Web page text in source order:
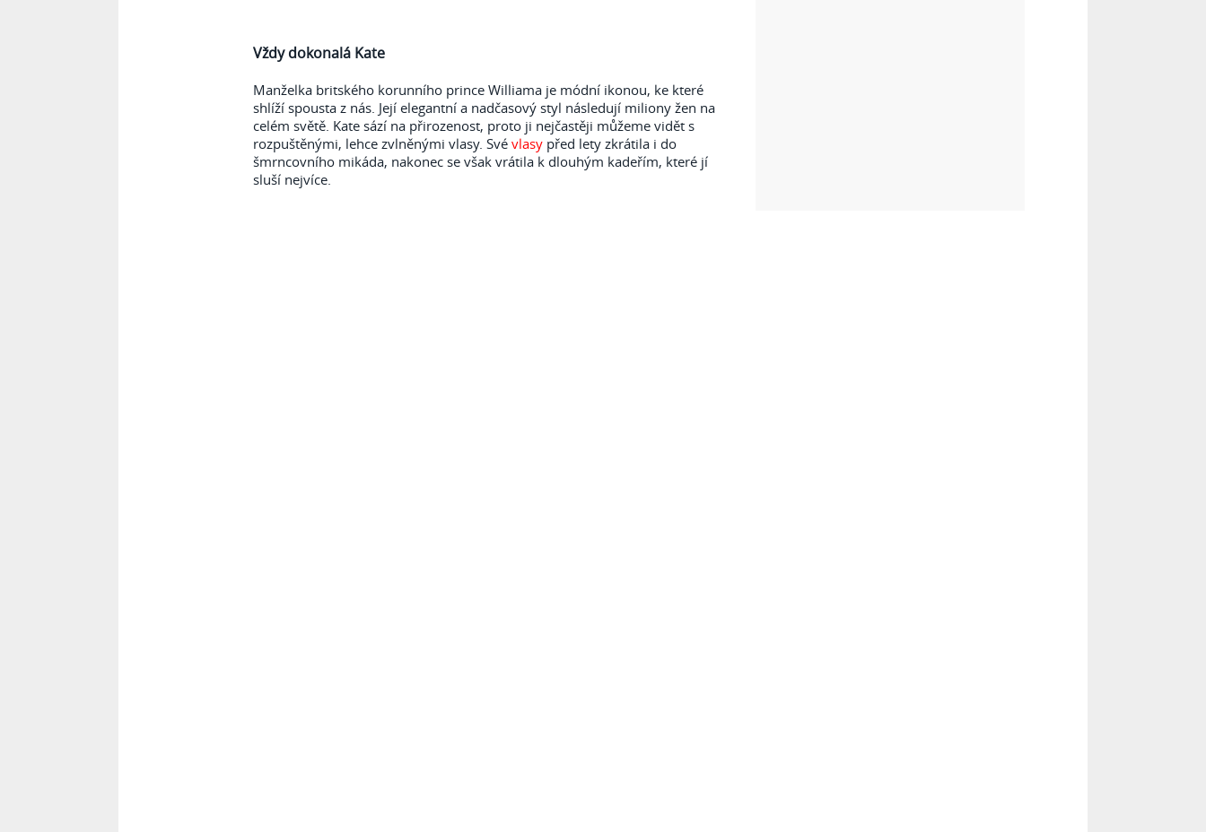
Vždy dokonalá Kate
Manželka britského korunního prince Williama je módní ikonou, ke které
shlíží spousta z nás. Její elegantní a nadčasový styl následují miliony žen na
celém světě. Kate sází na přirozenost, proto ji nejčastěji můžeme vidět s
rozpuštěnými, lehce zvlněnými vlasy. Své vlasy před lety zkrátila i do
šmrncovního mikáda, nakonec se však vrátila k dlouhým kadeřím, které jí
sluší nejvíce.